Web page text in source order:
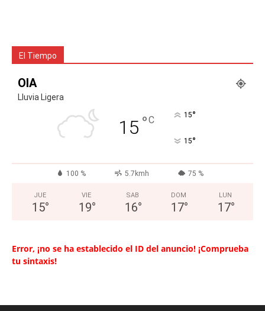
El Tiempo
OIA
Lluvia Ligera
15 °C 15°
15°
100 % 5.7kmh 75 %
JUE
15°
VIE
19°
SAB
16°
DOM
17°
LUN
17°
Error, ¡no se ha establecido el ID del anuncio! ¡Comprueba
tu sintaxis!